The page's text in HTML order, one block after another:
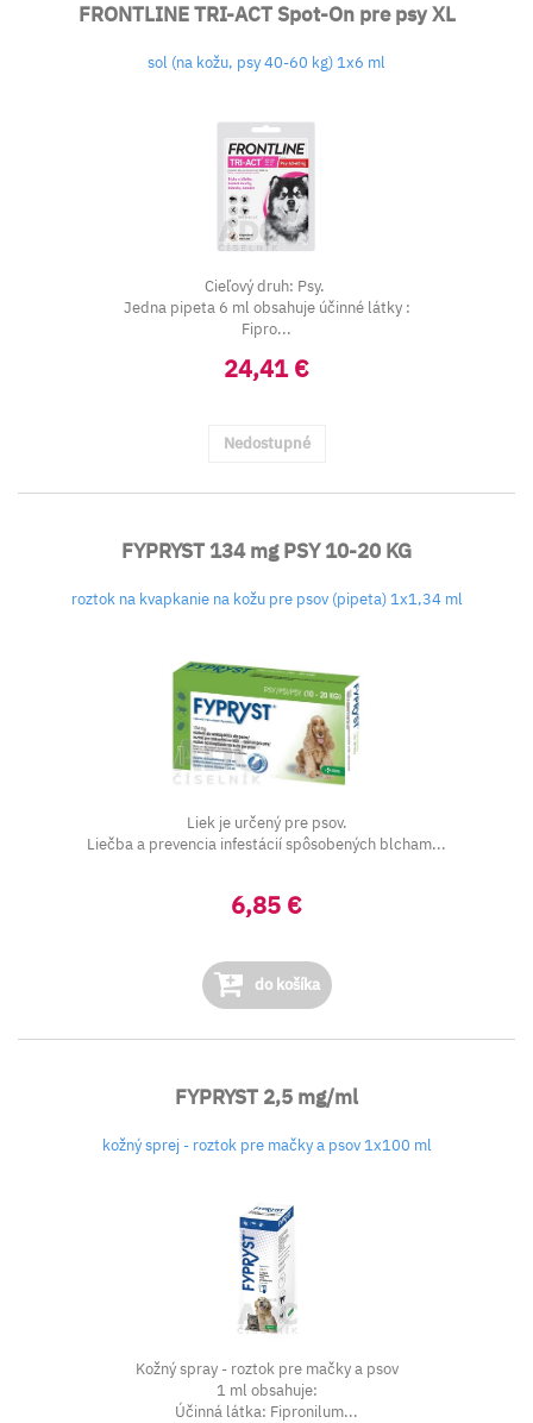
FRONTLINE TRI-ACT Spot-On pre psy XL
sol (na kožu, psy 40-60 kg) 1x6 ml
Cieľový druh: Psy.
Jedna pipeta 6 ml obsahuje účinné látky :
Fipro...
24,41 €
Nedostupné
FYPRYST 134 mg PSY 10-20 KG
roztok na kvapkanie na kožu pre psov (pipeta) 1x1,34 ml
Liek je určený pre psov.
Liečba a prevencia infestácií spôsobených blcham...
6,85 €
do košíka
FYPRYST 2,5 mg/ml
kožný sprej - roztok pre mačky a psov 1x100 ml
Kožný spray - roztok pre mačky a psov
1 ml obsahuje:
Účinná látka: Fipronilum...